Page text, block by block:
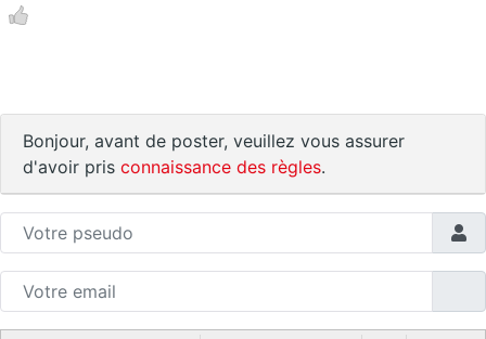
Bonjour, avant de poster, veuillez vous assurer
d'avoir pris connaissance des règles.